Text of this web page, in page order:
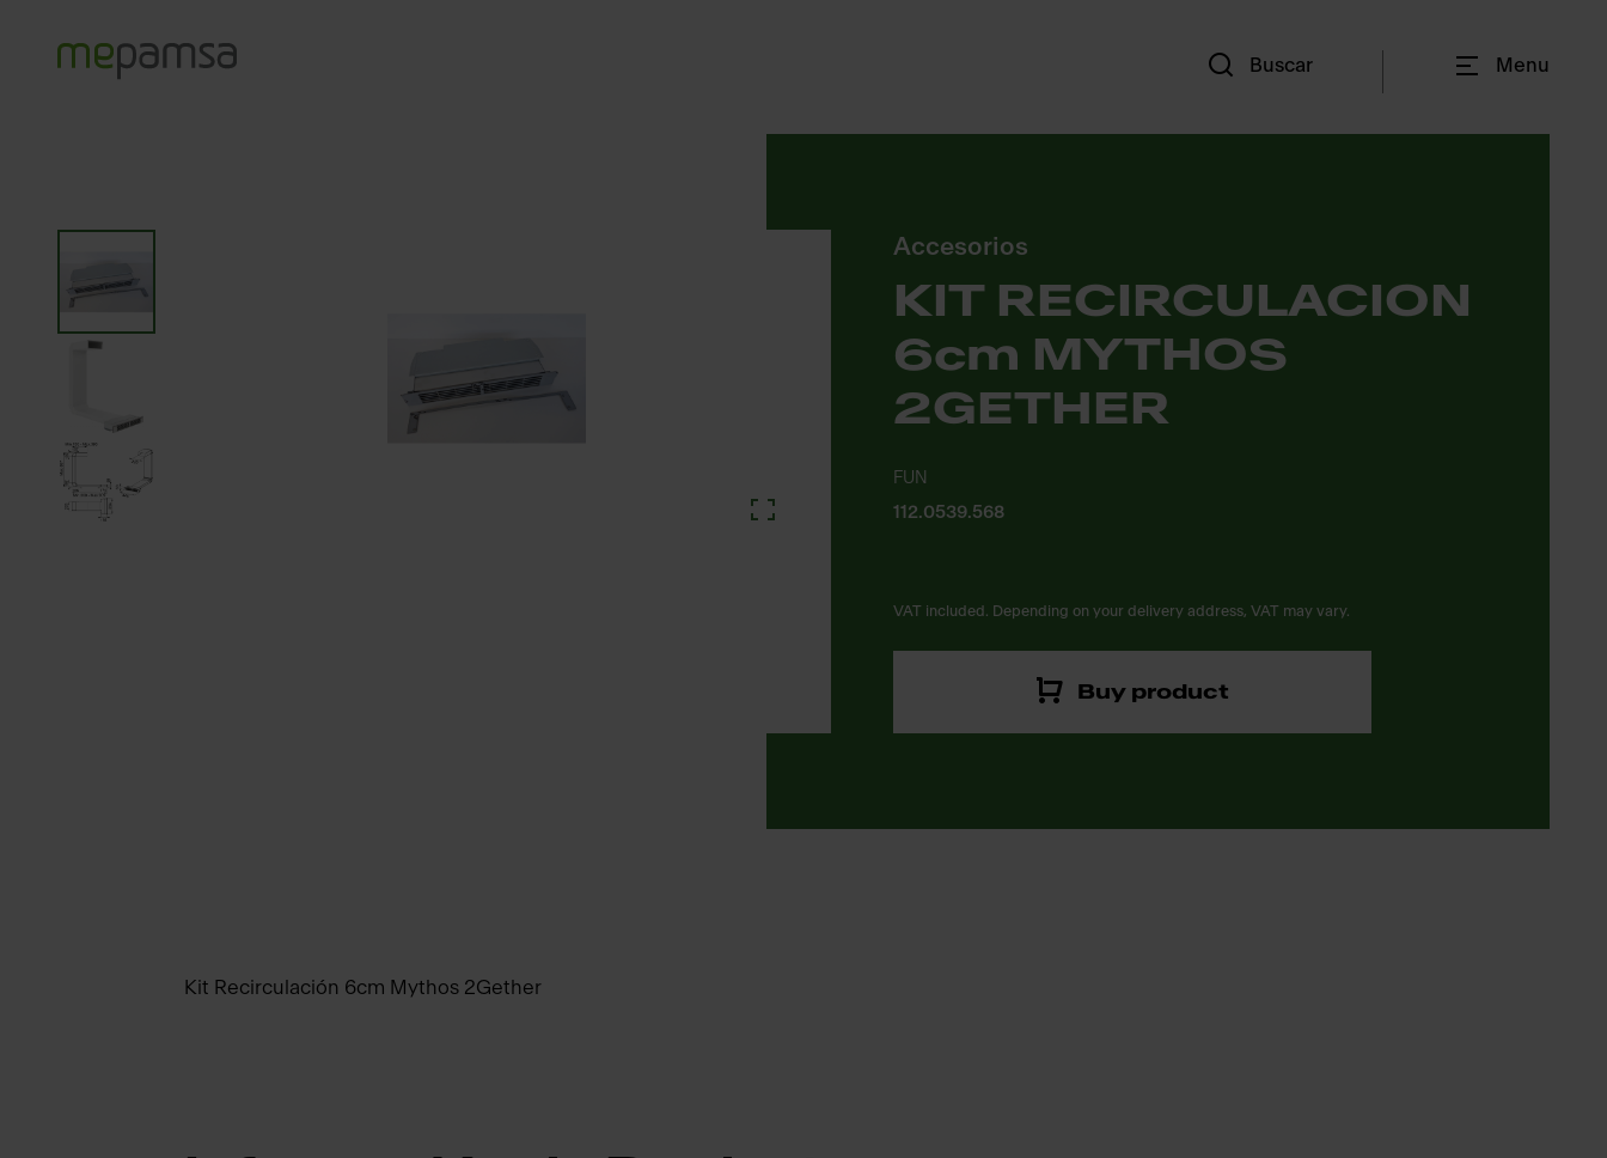
Buscar Menu
Productos
Accesorios
KIT RECIRCULACION
6cm MYTHOS
2GETHER
FUN
112.0539.568
VAT included. Depending on your delivery address, VAT may vary.
Buy product
Kit Recirculación 6cm Mythos 2Gether